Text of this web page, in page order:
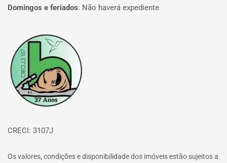
Domingos e feriados: Não haverá expediente
Página inicial
CRECI: 3107J
Os valores, condições e disponibilidade dos imóveis estão sujeitos a